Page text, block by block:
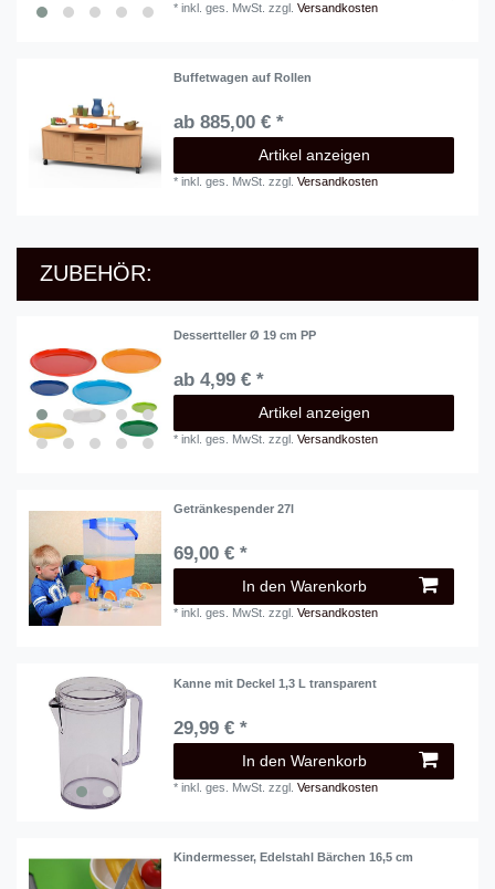
*inkl. ges. MwSt. zzgl.Versandkosten
Buffetwagen auf Rollen
ab 885,00 € *
Artikel anzeigen
*inkl. ges. MwSt. zzgl.Versandkosten
ZUBEHÖR:
Dessertteller Ø 19 cm PP
ab 4,99 € *
Artikel anzeigen
*inkl. ges. MwSt. zzgl.Versandkosten
Getränkespender 27l
69,00 € *
In den Warenkorb
*inkl. ges. MwSt. zzgl.Versandkosten
Kanne mit Deckel 1,3 L transparent
29,99 € *
In den Warenkorb
*inkl. ges. MwSt. zzgl.Versandkosten
Kindermesser, Edelstahl Bärchen 16,5 cm